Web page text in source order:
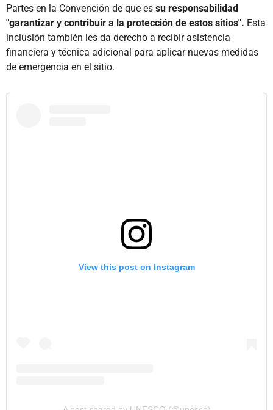
Partes en la Convención de que es su responsabilidad
"garantizar y contribuir a la protección de estos sitios". Esta
inclusión también les da derecho a recibir asistencia
financiera y técnica adicional para aplicar nuevas medidas
de emergencia en el sitio.
View this post on Instagram